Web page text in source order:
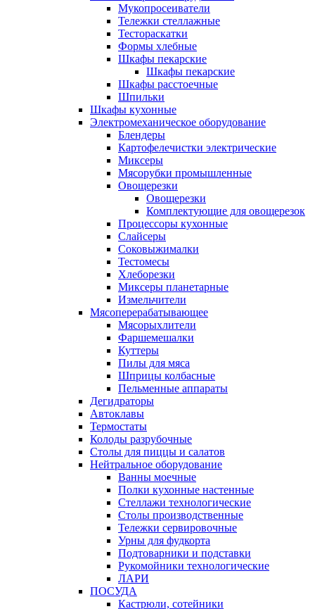
Мукопросеиватели
Тележки стеллажные
Тестораскатки
Формы хлебные
Шкафы пекарские
Шкафы пекарские
Шкафы расстоечные
Шпильки
Шкафы кухонные
Электромеханическое оборудование
Блендеры
Картофелечистки электрические
Миксеры
Мясорубки промышленные
Овощерезки
Овощерезки
Комплектующие для овощерезок
Процессоры кухонные
Слайсеры
Соковыжималки
Тестомесы
Хлеборезки
Миксеры планетарные
Измельчители
Мясоперерабатывающее
Мясорыхлители
Фаршемешалки
Куттеры
Пилы для мяса
Шприцы колбасные
Пельменные аппараты
Дегидраторы
Автоклавы
Термостаты
Колоды разрубочные
Столы для пиццы и салатов
Нейтральное оборудование
Ванны моечные
Полки кухонные настенные
Стеллажи технологические
Столы производственные
Тележки сервировочные
Урны для фудкорта
Подтоварники и подставки
Рукомойники технологические
ЛАРИ
ПОСУДА
Кастрюли, сотейники